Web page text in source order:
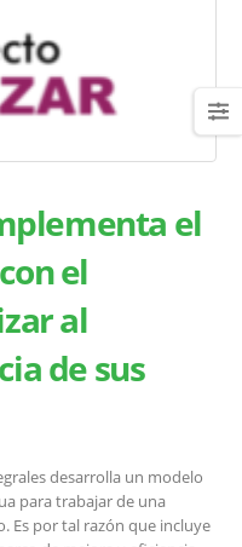
el
el
al
de sus
desarrolla un modelo
para trabajar de una
Es por tal razón que incluye